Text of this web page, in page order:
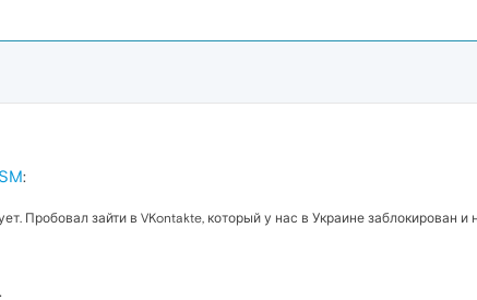
:
Пробовал зайти в VKontakte, который у нас в Украине заблокирован